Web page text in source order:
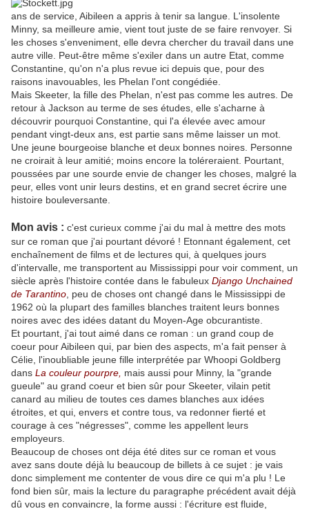
ans de service, Aibileen a appris à tenir sa langue. L'insolente
Minny, sa meilleure amie, vient tout juste de se faire renvoyer. Si
les choses s'enveniment, elle devra chercher du travail dans une
autre ville. Peut-être même s'exiler dans un autre Etat, comme
Constantine, qu'on n'a plus revue ici depuis que, pour des
raisons inavouables, les Phelan l'ont congédiée.
Mais Skeeter, la fille des Phelan, n'est pas comme les autres. De
retour à Jackson au terme de ses études, elle s'acharne à
découvrir pourquoi Constantine, qui l'a élevée avec amour
pendant vingt-deux ans, est partie sans même laisser un mot.
Une jeune bourgeoise blanche et deux bonnes noires. Personne
ne croirait à leur amitié; moins encore la toléreraient. Pourtant,
poussées par une sourde envie de changer les choses, malgré la
peur, elles vont unir leurs destins, et en grand secret écrire une
histoire bouleversante.
Mon avis : c'est curieux comme j'ai du mal à mettre des mots
sur ce roman que j'ai pourtant dévoré ! Etonnant également, cet
enchaînement de films et de lectures qui, à quelques jours
d'intervalle, me transportent au Mississippi pour voir comment, un
siècle après l'histoire contée dans le fabuleux Django Unchained
de Tarantino , peu de choses ont changé dans le Mississippi de
1962 où la plupart des familles blanches traitent leurs bonnes
noires avec des idées datant du Moyen-Age obcurantiste.
Et pourtant, j'ai tout aimé dans ce roman : un grand coup de
coeur pour Aibileen qui, par bien des aspects, m'a fait penser à
Célie, l'inoubliable jeune fille interprétée par Whoopi Goldberg
dans La couleur pourpre, mais aussi pour Minny, la "grande
gueule" au grand coeur et bien sûr pour Skeeter, vilain petit
canard au milieu de toutes ces dames blanches aux idées
étroites, et qui, envers et contre tous, va redonner fierté et
courage à ces "négresses", comme les appellent leurs
employeurs.
Beaucoup de choses ont déja été dites sur ce roman et vous
avez sans doute déjà lu beaucoup de billets à ce sujet : je vais
donc simplement me contenter de vous dire ce qui m'a plu ! Le
fond bien sûr, mais la lecture du paragraphe précédent avait déjà
dû vous en convaincre, la forme aussi : l'écriture est fluide,